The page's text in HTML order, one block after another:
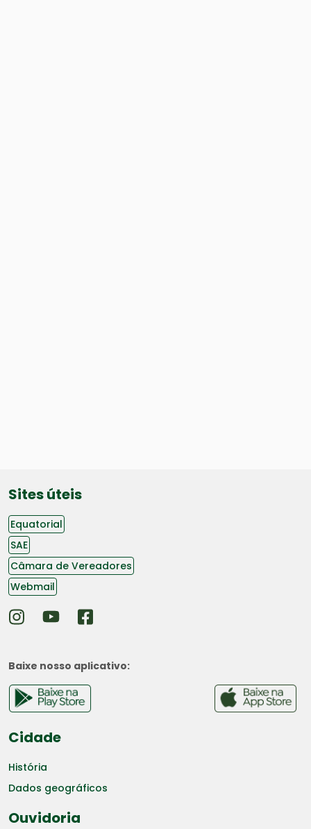
Sites úteis
Equatorial
SAE
Câmara de Vereadores
Webmail
Baixe nosso aplicativo:
Cidade
História
Dados geográficos
Ouvidoria